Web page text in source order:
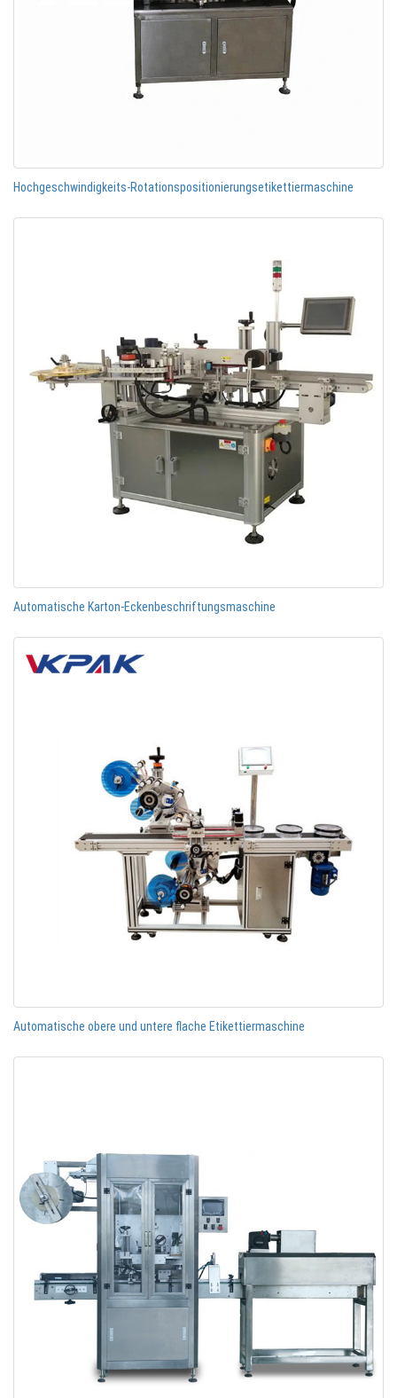
Hochgeschwindigkeits-Rotationspositionierungsetikettiermaschine
Automatische Karton-Eckenbeschriftungsmaschine
Automatische obere und untere flache Etikettiermaschine